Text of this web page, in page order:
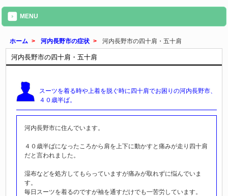
MENU
ホーム > 河内長野市の症状 > 河内長野市の四十肩・五十肩
河内長野市の四十肩・五十肩
スーツを着る時や上着を脱ぐ時に 四十肩でお困りの河内長野市、
４０歳半ば。
河内長野市に住んでいます。
４０歳半ばになったころから肩を上下に動かすと痛みが走り四十肩
だと言われました。
湿布などを処方してもらっていますが痛みが取れずに悩んでいま
す。
毎日スーツを着るのですが袖を通すだけでも一苦労しています。